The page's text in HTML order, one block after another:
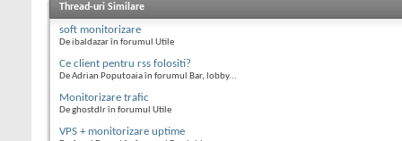
Thread-uri Similare
soft monitorizare
De ibaldazar în forumul Utile
Ce client pentru rss folositi?
De Adrian Poputoaia în forumul Bar, lobby...
Monitorizare trafic
De ghostdlr în forumul Utile
VPS + monitorizare uptime